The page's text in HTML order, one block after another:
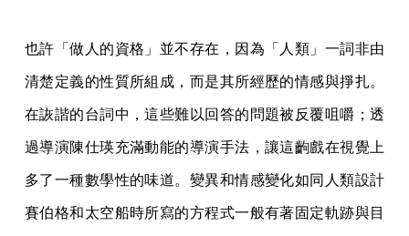
也許「做人的資格」並不存在，因為「人類」一詞非由
清楚定義的性質所組成，而是其所經歷的情感與掙扎。
在詼諧的台詞中，這些難以回答的問題被反覆咀嚼；透
過導演陳仕瑛充滿動能的導演手法，讓這齣戲在視覺上
多了一種數學性的味道。變異和情感變化如同人類設計
賽伯格和太空船時所寫的方程式一般有著固定軌跡與目